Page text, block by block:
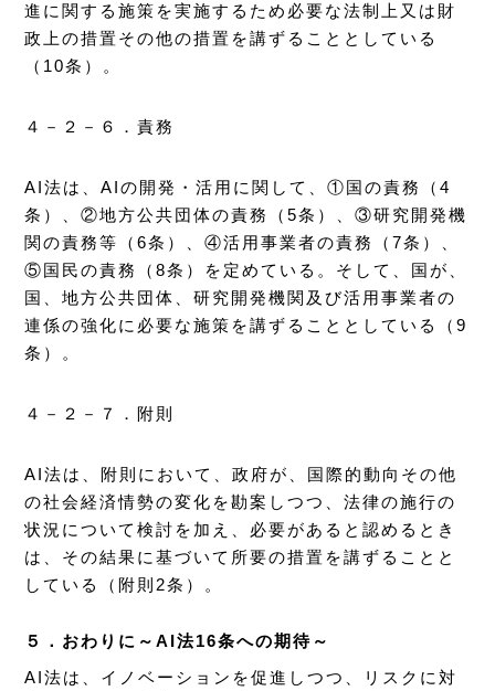
進に関する施策を実施するため必要な法制上又は財
政上の措置その他の措置を講ずることとしている
（10条）。
４－２－６．責務
AI法は、AIの開発・活用に関して、①国の責務（4
条）、②地方公共団体の責務（5条）、③研究開発機
関の責務等（6条）、④活用事業者の責務（7条）、
⑤国民の責務（8条）を定めている。そして、国が、
国、地方公共団体、研究開発機関及び活用事業者の
連係の強化に必要な施策を講ずることとしている（9
条）。
４－２－７．附則
AI法は、附則において、政府が、国際的動向その他
の社会経済情勢の変化を勘案しつつ、法律の施行の
状況について検討を加え、必要があると認めるとき
は、その結果に基づいて所要の措置を講ずることと
している（附則2条）。
５．おわりに～AI法16条への期待～
AI法は、イノベーションを促進しつつ、リスクに対